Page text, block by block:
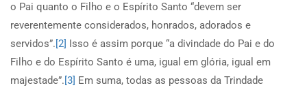
o Pai quanto o Filho e o Espírito Santo “devem ser
reverentemente considerados, honrados, adorados e
servidos”.[2] Isso é assim porque “a divindade do Pai e do
Filho e do Espírito Santo é uma, igual em glória, igual em
majestade”.[3] Em suma, todas as pessoas da Trindade